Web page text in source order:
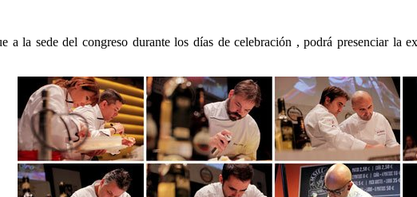
a la sede del congreso durante los días de celebración , podrá presenciar la